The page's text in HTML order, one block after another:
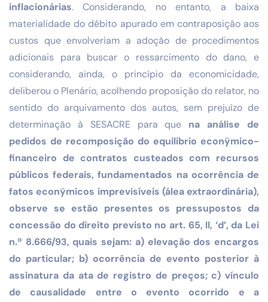
inflacionárias. Considerando, no entanto, a baixa
materialidade do débito apurado em contraposição aos
custos que envolveriam a adoção de procedimentos
adicionais para buscar o ressarcimento do dano, e
considerando, ainda, o princípio da economicidade,
deliberou o Plenário, acolhendo proposição do relator, no
sentido do arquivamento dos autos, sem prejuízo de
determinação à SESACRE para que na análise de
pedidos de recomposição do equilíbrio econÿmico-
financeiro de contratos custeados com recursos
públicos federais, fundamentados na ocorrência de
fatos econÿmicos imprevisíveis (álea extraordinária),
observe se estão presentes os pressupostos da
concessão do direito previsto no art. 65, II, ‘d’, da Lei
n.º 8.666/93, quais sejam: a) elevação dos encargos
do particular; b) ocorrência de evento posterior à
assinatura da ata de registro de preços; c) vínculo
de causalidade entre o evento ocorrido e a